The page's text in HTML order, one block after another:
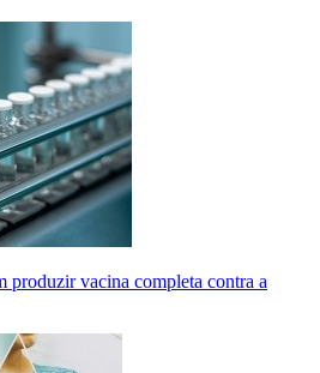
produzir vacina completa contra a